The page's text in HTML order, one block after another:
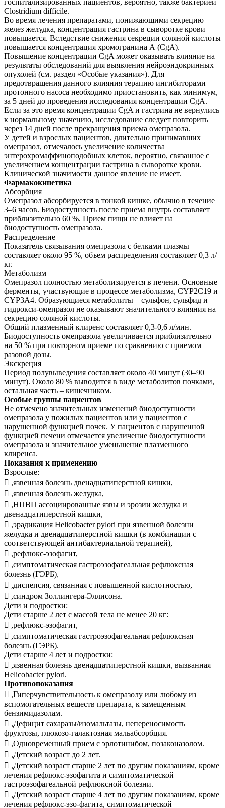
госпитализированных пациентов, вероятно, также бактерией
Clostridium difficile.
Во время лечения препаратами, понижающими секрецию
желез желудка, концентрация гастрина в сыворотке крови
повышается. Вследствие снижения секреции соляной кислоты
повышается концентрация хромогранина А (CgA).
Повышение концентрации CgA может оказывать влияние на
результаты обследований для выявления нейроэндокринных
опухолей (см. раздел «Особые указания»). Для
предотвращения данного влияния терапию ингибиторами
протонного насоса необходимо приостановить, как минимум,
за 5 дней до проведения исследования концентрации CgA.
Если за это время концентрации CgA и гастрина не вернулись
к нормальному значению, исследование следует повторить
через 14 дней после прекращения приема омепразола.
У детей и взрослых пациентов, длительно принимавших
омепразол, отмечалось увеличение количества
энтерохромаффиноподобных клеток, вероятно, связанное с
увеличением концентрации гастрина в сыворотке крови.
Клинической значимости данное явление не имеет.
Фармакокинетика
Абсорбция
Омепразол абсорбируется в тонкой кишке, обычно в течение
3–6 часов. Биодоступность после приема внутрь составляет
приблизительно 60 %. Прием пищи не влияет на
биодоступность омепразола.
Распределение
Показатель связывания омепразола с белками плазмы
составляет около 95 %, объем распределения составляет 0,3 л/
кг.
Метаболизм
Омепразол полностью метаболизируется в печени. Основные
ферменты, участвующие в процессе метаболизма, CYP2C19 и
CYP3A4. Образующиеся метаболиты – сульфон, сульфид и
гидрокси-омепразол не оказывают значительного влияния на
секрецию соляной кислоты.
Общий плазменный клиренс составляет 0,3-0,6 л/мин.
Биодоступность омепразола увеличивается приблизительно
на 50 % при повторном приеме по сравнению с приемом
разовой дозы.
Экскреция
Период полувыведения составляет около 40 минут (30–90
минут). Около 80 % выводится в виде метаболитов почками,
остальная часть – кишечником.
Особые группы пациентов
Не отмечено значительных изменений биодоступности
омепразола у пожилых пациентов или у пациентов с
нарушенной функцией почек. У пациентов с нарушенной
функцией печени отмечается увеличение биодоступности
омепразола и значительное уменьшение плазменного
клиренса.
Показания к применению
Взрослые:
 ,язвенная болезнь двенадцатиперстной кишки,
 ,язвенная болезнь желудка,
 ,НПВП ассоциированные язвы и эрозии желудка и
двенадцатиперстной кишки,
 ,эрадикация Helicobacter pylori при язвенной болезни
желудка и двенадцатиперстной кишки (в комбинации с
соответствующей антибактериальной терапией),
 ,рефлюкс-эзофагит,
 ,симптоматическая гастроэзофагеальная рефлюксная
болезнь (ГЭРБ),
 ,диспепсия, связанная с повышенной кислотностью,
 ,синдром Золлингера-Эллисона.
Дети и подростки:
Дети старше 2 лет с массой тела не менее 20 кг:
 ,рефлюкс-эзофагит,
 ,симптоматическая гастроэзофагеальная рефлюксная
болезнь (ГЭРБ).
Дети старше 4 лет и подростки:
 ,язвенная болезнь двенадцатиперстной кишки, вызванная
Helicobacter pylori.
Противопоказания
 ,Гиперчувствительность к омепразолу или любому из
вспомогательных веществ препарата, к замещенным
бензимидазолам.
 ,Дефицит сахаразы/изомальтазы, непереносимость
фруктозы, глюкозо-галактозная мальабсорбция.
 ,Одновременный прием с эрлотинибом, позаконазолом.
 ,Детский возраст до 2 лет.
 ,Детский возраст старше 2 лет по другим показаниям, кроме
лечения рефлюкс-эзофагита и симптоматической
гастроэзофагеальной рефлюксной болезни.
 ,Детский возраст старше 4 лет по другим показаниям, кроме
лечения рефлюкс-эзо-фагита, симптоматической